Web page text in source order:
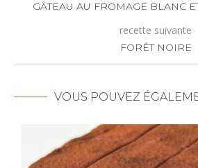
GÂTEAU AU FROMAGE BLANC
recette suivante
FORÊT NOIRE
VOUS POUVEZ